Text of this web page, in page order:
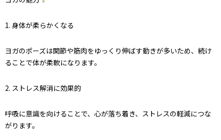
1. 身体が柔らかくなる
ヨガのポーズは関節や筋肉をゆっくり伸ばす動きが多いため、続け
ることで体が柔軟になります。
2. ストレス解消に効果的
呼吸に意識を向けることで、心が落ち着き、ストレスの軽減につな
がります。